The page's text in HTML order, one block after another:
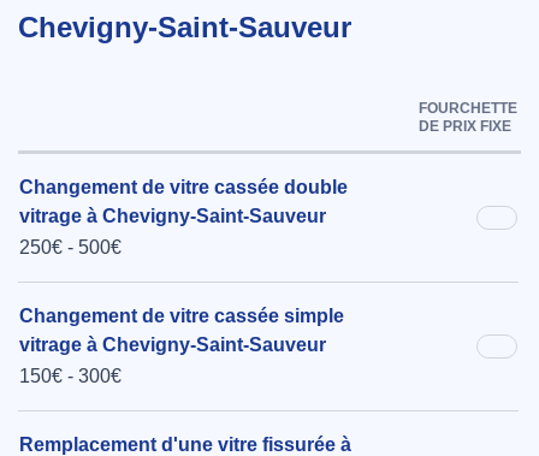
Chevigny-Saint-Sauveur
FOURCHETTE
DE PRIX FIXE
Changement de vitre cassée double
vitrage à Chevigny-Saint-Sauveur
250€ - 500€
Changement de vitre cassée simple
vitrage à Chevigny-Saint-Sauveur
150€ - 300€
Remplacement d'une vitre fissurée à